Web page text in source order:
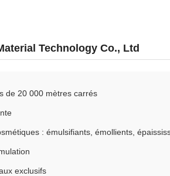
Technology Co., Ltd
de 20 000 mètres carrés
: émulsifiants, émollients,
exclusifs